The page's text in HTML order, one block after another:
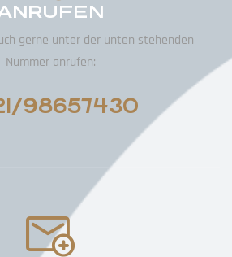
gerne unter der unten stehenden
Nummer anrufen:
98657430